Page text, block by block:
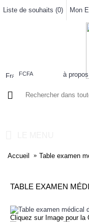
Liste de souhaits (0) Mon
FCFA à
Accueil Table examen
TABLE EXAMEN
Cliquez sur Image pour la